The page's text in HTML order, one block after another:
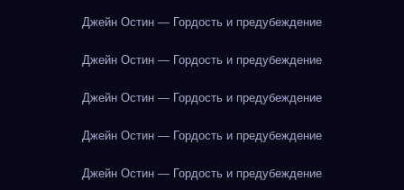
Джейн Остин — Гордость и предубеждение
Джейн Остин — Гордость и предубеждение
Джейн Остин — Гордость и предубеждение
Джейн Остин — Гордость и предубеждение
Джейн Остин — Гордость и предубеждение